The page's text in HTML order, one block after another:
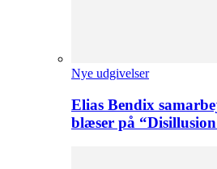
Nye udgivelser
Elias Bendix
blæser på